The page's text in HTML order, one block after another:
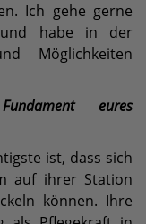
Ich gehe gerne
habe in der
Möglichkeiten
eures
ist, dass sich
auf ihrer Station
können. Ihre